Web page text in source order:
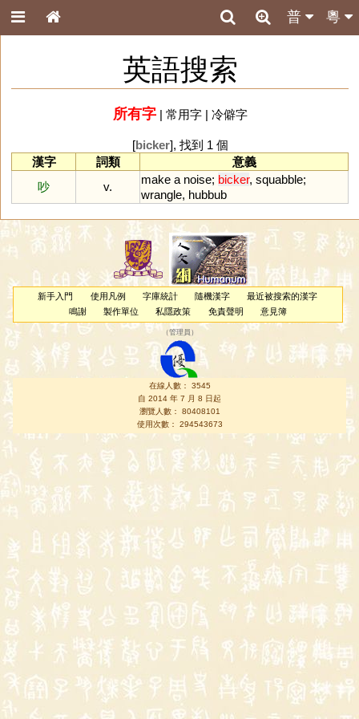
粵
普
英語搜索
所有字| 常用字| 冷僻字
[bicker], 找到 1 個
漢字
詞類
意義
吵
v.
make a noise; bicker, squabble;
wrangle, hubbub
新手入門 使用凡例 字庫統計 隨機漢字
最近被搜索的漢字
鳴謝
製作單位 私隱政策 免責聲明 意見簿
（管理員 ）
在線人數： 3545
自 2014 年 7 月 8 日起
瀏覽人數： 80408101
使用次數： 294543673